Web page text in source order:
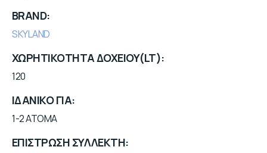
BRAND
SKYLAND
ΧΩΡΗΤΙΚΟΤΗΤΑ ΔΟΧΕΙΟΥ(LT)
120
ΙΔΑΝΙΚΟ ΓΙΑ
1-2 ΑΤΟΜΑ
ΕΠΙΣΤΡΩΣΗ ΣΥΛΛΕΚΤΗ